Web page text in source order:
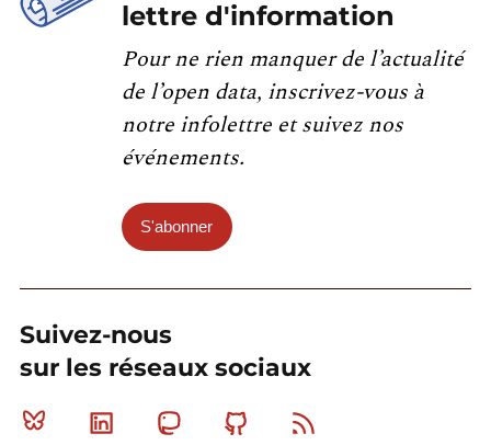
GREATER EQUAL 30 °C)
NM_ODNT0 (days): MEAN NUMBER OF
FROST DAYS (= MINIMUM
TEMPERATURE SMALLER THAN 0 °C)
NM_0DXT0 (days): MEAN NUMBER OF
ICE DAYS (= MAXIMUM TEMPERATURE
File format: CSV file sep=;
lettre d'information
Pour ne rien manquer de l’actualité
de l’open data, inscrivez-vous à
notre infolettre et suivez nos
événements.
S'abonner
Suivez-nous
sur les réseaux sociaux
Bluesky Linkedin MastodonGithub